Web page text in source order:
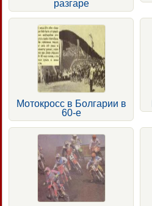
разгаре
Мотокросс в Болгарии в
60-е